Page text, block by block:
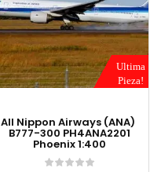
Ultima
Pieza!
All Nippon Airways (ANA)
B777-300 PH4ANA2201
Phoenix 1:400